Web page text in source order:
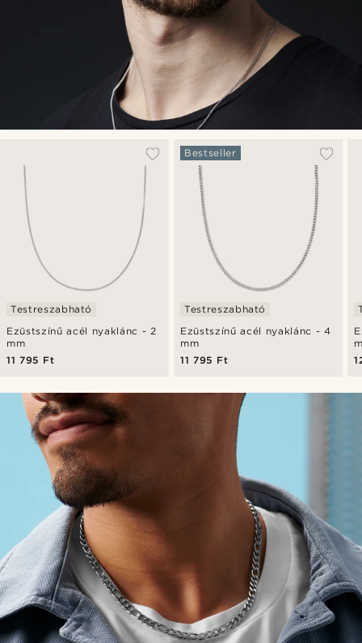
Ezüstszínű acél nyaklánc - 2
mm
Testreszabható
11 795 Ft
Ezüstszínű acél nyaklánc - 4
mm
Bestseller
Testreszabható
11 795 Ft